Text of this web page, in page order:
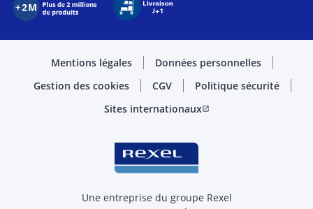
Mentions légales
Données personnelles
Gestion des cookies
CGV
Politique sécurité
Sites internationauxopen_in_new
Une entreprise du groupe Rexel